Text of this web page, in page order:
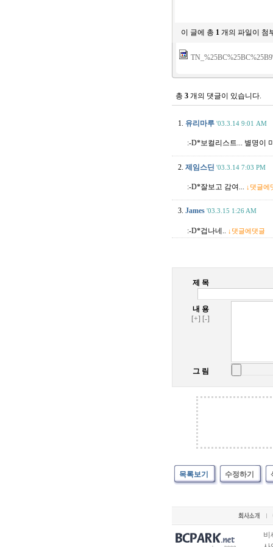
이 글에 총 1 개의 파일이 첨
총 3 개의 댓글이 있습니다.
1. 유리마루 '03.3.14 9:01 AM
:-D*보컬리스트... 별명이
2. 제임스딘 '03.3.14 7:03 PM
:-D*잘보고 감여... ↓댓글에
3. James '03.3.15 1:26 AM
:-D*겁나네.. ↓댓글에댓글
제 목
내 용
[+] [-]
그 림
목록보기 수정하기
비